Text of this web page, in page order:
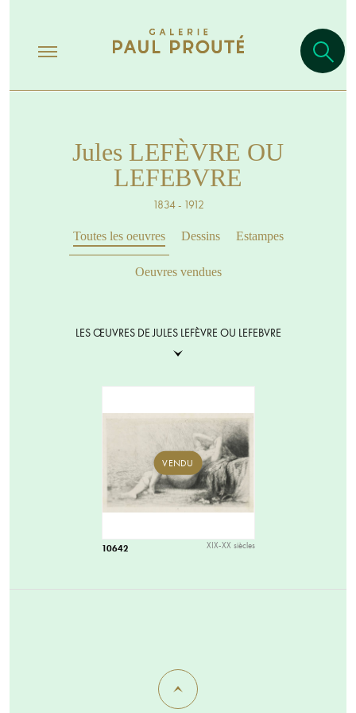
Jules LEFÈVRE OU
LEFEBVRE
1834 - 1912
Toutes les oeuvres Dessins Estampes
Oeuvres vendues
LES ŒUVRES DE JULES LEFÈVRE OU LEFEBVRE
VENDU
10642 XIX-XX siècles